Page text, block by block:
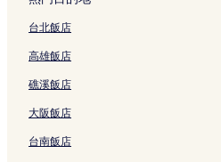
有
所
動，
能
到
其
他
京都國立博物館附近的飯店
東九条北烏丸町飯店
養源院附近的飯店
京都塔附近的飯店
台北飯店
高雄飯店
礁溪飯店
大阪飯店
台南飯店